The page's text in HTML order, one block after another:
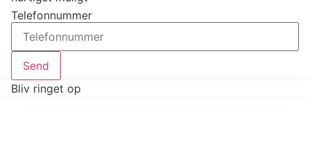
Telefonnummer
Send
Bliv ringet op